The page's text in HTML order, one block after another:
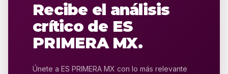
Recibe el análisis
crítico de ES
PRIMERA MX.
Únete a ES PRIMERA MX con lo más relevante